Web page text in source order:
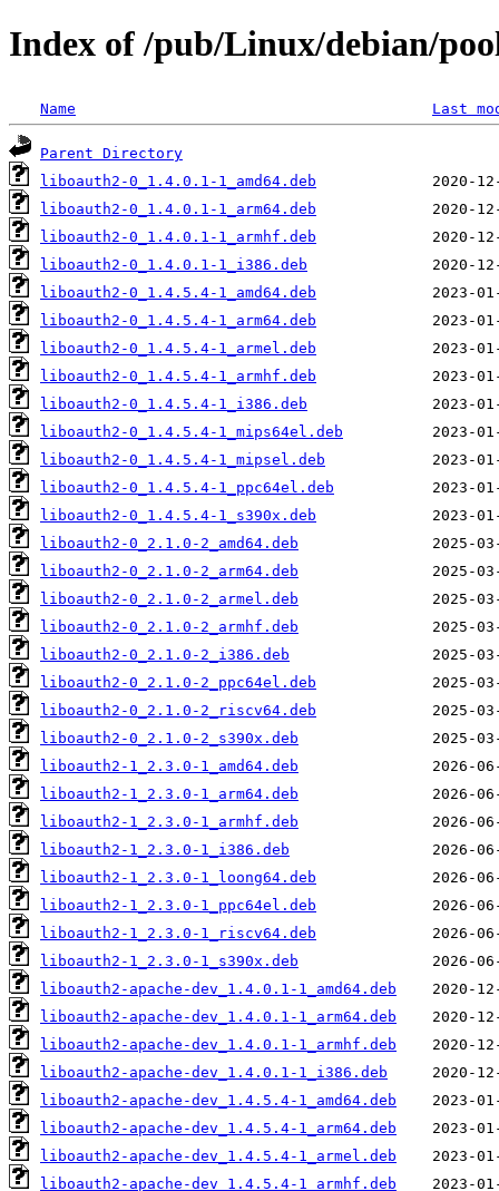
Index of /pub/Linux/debian/
Name Last
Parent Directory
liboauth2-0_1.4.0.1-1_amd64.deb
liboauth2-0_1.4.0.1-1_arm64.deb
liboauth2-0_1.4.0.1-1_armhf.deb
liboauth2-0_1.4.0.1-1_i386.deb
liboauth2-0_1.4.5.4-1_amd64.deb
liboauth2-0_1.4.5.4-1_arm64.deb
liboauth2-0_1.4.5.4-1_armel.deb
liboauth2-0_1.4.5.4-1_armhf.deb
liboauth2-0_1.4.5.4-1_i386.deb
liboauth2-0_1.4.5.4-1_mips64el.deb
liboauth2-0_1.4.5.4-1_mipsel.deb
liboauth2-0_1.4.5.4-1_ppc64el.deb
liboauth2-0_1.4.5.4-1_s390x.deb
liboauth2-0_2.1.0-2_amd64.deb
liboauth2-0_2.1.0-2_arm64.deb
liboauth2-0_2.1.0-2_armel.deb
liboauth2-0_2.1.0-2_armhf.deb
liboauth2-0_2.1.0-2_i386.deb
liboauth2-0_2.1.0-2_ppc64el.deb
liboauth2-0_2.1.0-2_riscv64.deb
liboauth2-0_2.1.0-2_s390x.deb
liboauth2-1_2.3.0-1_amd64.deb
liboauth2-1_2.3.0-1_arm64.deb
liboauth2-1_2.3.0-1_armhf.deb
liboauth2-1_2.3.0-1_i386.deb
liboauth2-1_2.3.0-1_loong64.deb
liboauth2-1_2.3.0-1_ppc64el.deb
liboauth2-1_2.3.0-1_riscv64.deb
liboauth2-1_2.3.0-1_s390x.deb
liboauth2-apache-dev_1.4.0.1-1_amd64.deb
liboauth2-apache-dev_1.4.0.1-1_arm64.deb
liboauth2-apache-dev_1.4.0.1-1_armhf.deb
liboauth2-apache-dev_1.4.0.1-1_i386.deb
liboauth2-apache-dev_1.4.5.4-1_amd64.deb
liboauth2-apache-dev_1.4.5.4-1_arm64.deb
liboauth2-apache-dev_1.4.5.4-1_armel.deb
liboauth2-apache-dev_1.4.5.4-1_armhf.deb